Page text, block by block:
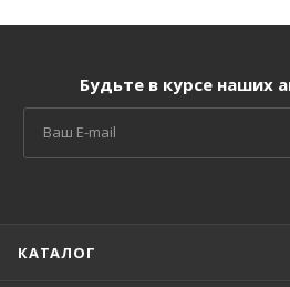
Будьте в курсе наших
КАТАЛОГ